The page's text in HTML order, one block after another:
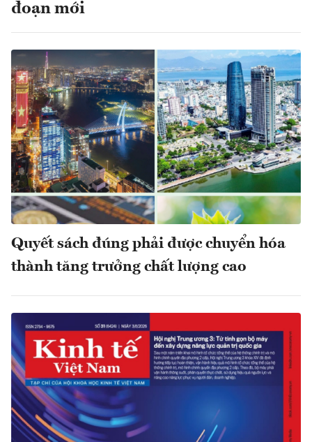
đoạn mới
Quyết sách đúng phải được chuyển hóa
thành tăng trưởng chất lượng cao